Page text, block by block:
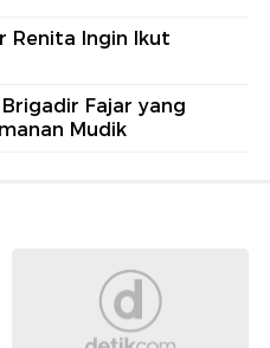
Renita Ingin Ikut
Fajar yang
Mudik